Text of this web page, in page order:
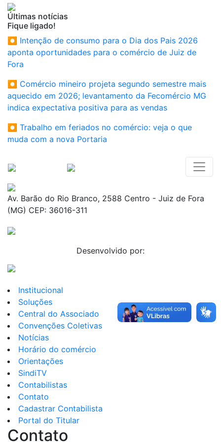
Últimas notícias
Fique ligado!
⏺ Intenção de consumo para o Dia dos Pais 2026
aponta oportunidades para o comércio de Juiz de
Fora
⏺ Comércio mineiro projeta segundo semestre mais
aquecido em 2026; levantamento da Fecomércio MG
indica expectativa positiva para as vendas
⏺ Trabalho em feriados no comércio: veja o que
muda com a nova Portaria
Av. Barão do Rio Branco, 2588 Centro - Juiz de Fora
(MG) CEP: 36016-311
Desenvolvido por:
Institucional
Soluções
Central do Associado
Convenções Coletivas
Notícias
Horário do comércio
Orientações
SindiTV
Contabilistas
Contato
Cadastrar Contabilista
Portal do Titular
Contato